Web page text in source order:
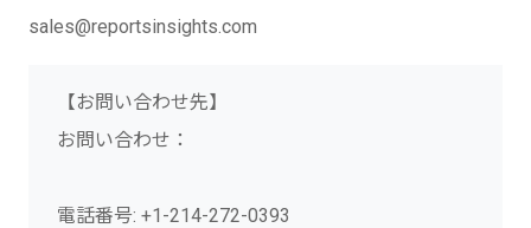
sales@reportsinsights.com
【お問い合わせ先】
お問い合わせ：
電話番号: +1-214-272-0393